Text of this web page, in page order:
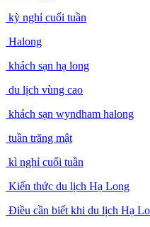
kỳ nghỉ cuối tuần
Halong
khách sạn hạ long
du lịch vùng cao
khách sạn wyndham halong
tuần trăng mật
kì nghỉ cuối tuần
Kiến thức du lịch Hạ Long
Điều cần biết khi du lịch Hạ